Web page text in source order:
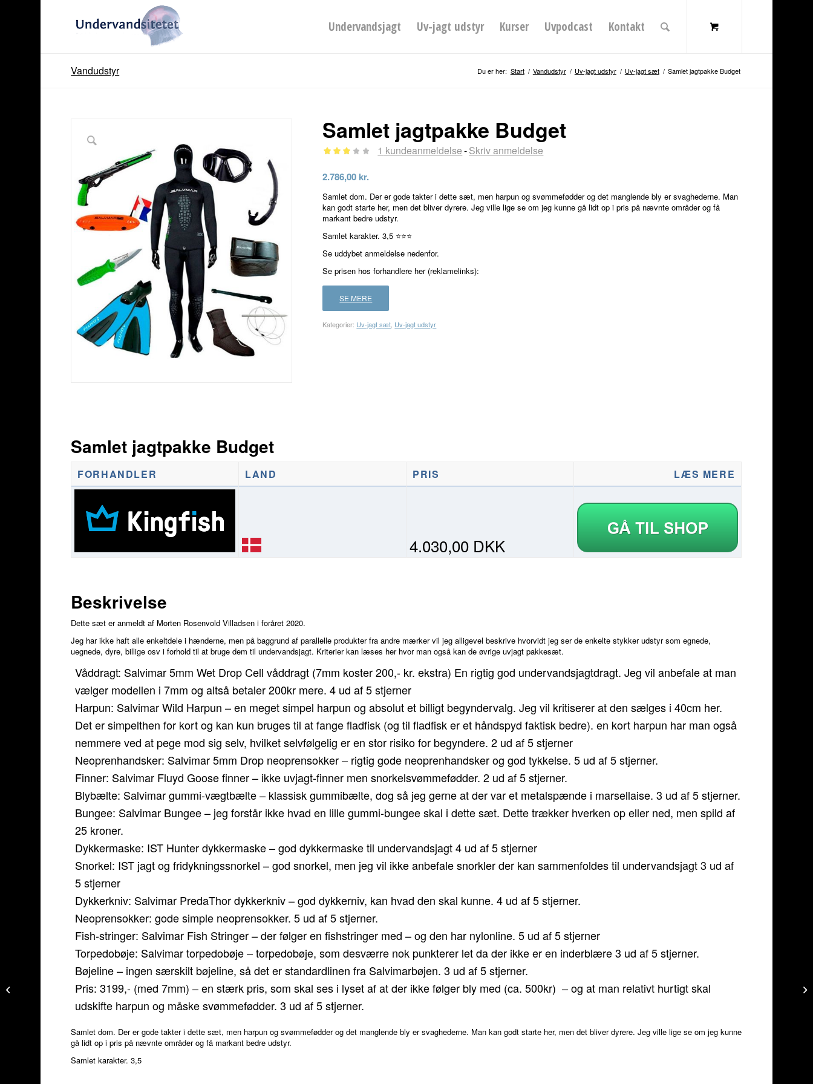
Undervandsjagt Uv-jagt udstyr Kurser Uvpodcast Kontakt
Vandudstyr Du er her: Start / Vandudstyr / Uv-jagt udstyr / Uv-jagt sæt / Samlet jagtpakke Budget
Samlet jagtpakke Budget
som
3.00
ud af 5
baseret
på
1
kundebedømmelse
1 kundeanmeldelse-Skriv anmeldelse
2.786,00 kr.
Samlet dom. Der er gode takter i dette sæt, men harpun og svømmefødder og det manglende bly er svaghederne. Man
kan godt starte her, men det bliver dyrere. Jeg ville lige se om jeg kunne gå lidt op i pris på nævnte områder og få
markant bedre udstyr.
Samlet karakter. 3,5 ⭐⭐⭐
Se uddybet anmeldelse nedenfor.
Se prisen hos forhandlere her (reklamelinks):
SE MERE
Kategorier: Uv-jagt sæt, Uv-jagt udstyr
Samlet jagtpakke Budget
FORHANDLER LAND PRIS LÆS MERE
4.030,00 DKK
Beskrivelse
Dette sæt er anmeldt af Morten Rosenvold Villadsen i foråret 2020.
Jeg har ikke haft alle enkeltdele i hænderne, men på baggrund af parallelle produkter fra andre mærker vil jeg alligevel beskrive hvorvidt jeg ser de enkelte stykker udstyr som egnede,
uegnede, dyre, billige osv i forhold til at bruge dem til undervandsjagt. Kriterier kan læses her hvor man også kan de øvrige uvjagt pakkesæt.
Våddragt: Salvimar 5mm Wet Drop Cell våddragt (7mm koster 200,- kr. ekstra) En rigtig god undervandsjagtdragt. Jeg vil anbefale at man
vælger modellen i 7mm og altså betaler 200kr mere. 4 ud af 5 stjerner
Harpun: Salvimar Wild Harpun – en meget simpel harpun og absolut et billigt begyndervalg. Jeg vil kritiserer at den sælges i 40cm her.
Det er simpelthen for kort og kan kun bruges til at fange fladfisk (og til fladfisk er et håndspyd faktisk bedre). en kort harpun har man også
nemmere ved at pege mod sig selv, hvilket selvfølgelig er en stor risiko for begyndere. 2 ud af 5 stjerner
Neoprenhandsker: Salvimar 5mm Drop neoprensokker – rigtig gode neoprenhandsker og god tykkelse. 5 ud af 5 stjerner.
Finner: Salvimar Fluyd Goose finner – ikke uvjagt-finner men snorkelsvømmefødder. 2 ud af 5 stjerner.
Blybælte: Salvimar gummi-vægtbælte – klassisk gummibælte, dog så jeg gerne at der var et metalspænde i marsellaise. 3 ud af 5 stjerner.
Bungee: Salvimar Bungee – jeg forstår ikke hvad en lille gummi-bungee skal i dette sæt. Dette trækker hverken op eller ned, men spild af
25 kroner.
Dykkermaske: IST Hunter dykkermaske – god dykkermaske til undervandsjagt 4 ud af 5 stjerner
Snorkel: IST jagt og fridykningssnorkel – god snorkel, men jeg vil ikke anbefale snorkler der kan sammenfoldes til undervandsjagt 3 ud af
5 stjerner
Dykkerkniv: Salvimar PredaThor dykkerkniv – god dykkerniv, kan hvad den skal kunne. 4 ud af 5 stjerner.
Neoprensokker: gode simple neoprensokker. 5 ud af 5 stjerner.
Fish-stringer: Salvimar Fish Stringer – der følger en fishstringer med – og den har nylonline. 5 ud af 5 stjerner
Torpedobøje: Salvimar torpedobøje – torpedobøje, som desværre nok punkterer let da der ikke er en inderblære 3 ud af 5 stjerner.
Bøjeline – ingen særskilt bøjeline, så det er standardlinen fra Salvimarbøjen. 3 ud af 5 stjerner.
Pris: 3199,- (med 7mm) – en stærk pris, som skal ses i lyset af at der ikke følger bly med (ca. 500kr) – og at man relativt hurtigt skal
udskifte harpun og måske svømmefødder. 3 ud af 5 stjerner.
Samlet dom. Der er gode takter i dette sæt, men harpun og svømmefødder og det manglende bly er svaghederne. Man kan godt starte her, men det bliver dyrere. Jeg ville lige se om jeg kunne
gå lidt op i pris på nævnte områder og få markant bedre udstyr.
Samlet karakter. 3,5
Alt udstyr i samlet
jagtpakke “Superior”